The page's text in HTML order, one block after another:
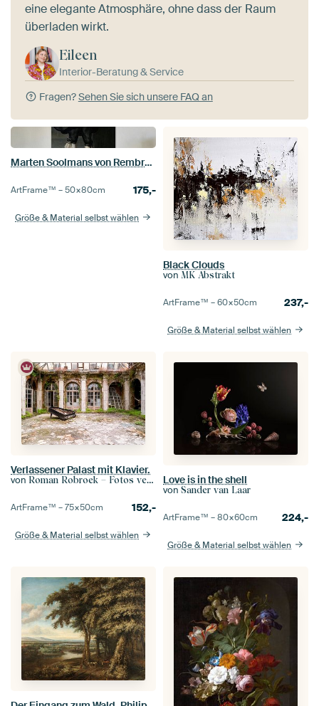
eine elegante Atmosphäre, ohne dass der Raum
überladen wirkt.
Eileen
Interior-Beratung & Service
Fragen?Sehen Sie sich unsere FAQ an
Marten Soolmans von Rembrandt van Rijn
ArtFrame™ –50×80cm 175,-
Größe & Material selbst wählen
Black Clouds
von MK Abstrakt
ArtFrame™ –60×50cm 237,-
Größe & Material selbst wählen
Verlassener Palast mit Klavier.
von Roman Robroek – Fotos verlassener Gebäude
ArtFrame™ –75×50cm 152,-
Größe & Material selbst wählen
Love is in the shell
von Sander van Laar
ArtFrame™ –80×60cm 224,-
Größe & Material selbst wählen